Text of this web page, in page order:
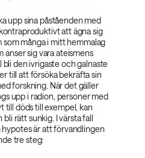
upp sina påståenden med
att ägna sig
många i mitt hemmalag
anser sig vara ateismens
den ivrigaste och galnaste
till att försöka bekräfta sin
forskning. När det gäller
upp i radion, personer med
till döds till exempel, kan
rätt sunkig. I värsta fall
är att förvandlingen
tre steg: